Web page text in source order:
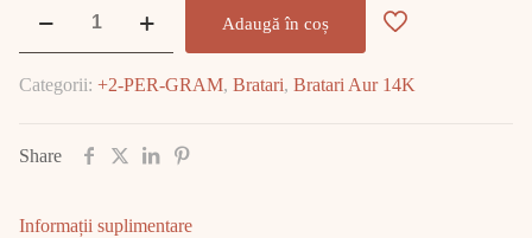
14K
GR
Adaugă în coș
Categorii: +2-PER-GRAM, Bratari, Bratari Aur 14K
Share
Informații suplimentare